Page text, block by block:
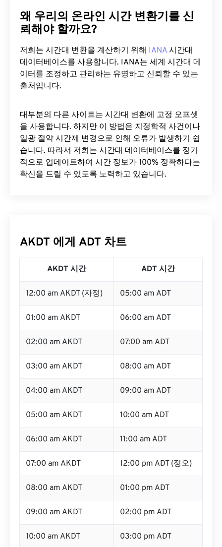
왜 우리의 온라인 시간 변환기를 신
뢰해야 할까요?
저희는 시간대 변환을 계산하기 위해 IANA 시간대
데이터베이스를 사용합니다. IANA는 세계 시간대 데
이터를 조정하고 관리하는 유명하고 신뢰할 수 있는
출처입니다.
대부분의 다른 사이트는 시간대 변환에 ​​고정 오프셋
을 사용합니다. 하지만 이 방법은 지정학적 사건이나
일광 절약 시간제 변경으로 인해 오류가 발생하기 쉽
습니다. 따라서 저희는 시간대 데이터베이스를 정기
적으로 업데이트하여 시간 정보가 100% 정확하다는
확신을 드릴 수 있도록 노력하고 있습니다.
AKDT 에게 ADT 차트
AKDT 시간 ADT 시간
12:00 am AKDT (자정) 05:00 am ADT
01:00 am AKDT 06:00 am ADT
02:00 am AKDT 07:00 am ADT
03:00 am AKDT 08:00 am ADT
04:00 am AKDT 09:00 am ADT
05:00 am AKDT 10:00 am ADT
06:00 am AKDT 11:00 am ADT
07:00 am AKDT 12:00 pm ADT (정오)
08:00 am AKDT 01:00 pm ADT
09:00 am AKDT 02:00 pm ADT
10:00 am AKDT 03:00 pm ADT